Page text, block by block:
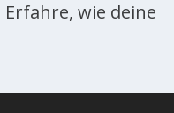
Erfahre, wie deine